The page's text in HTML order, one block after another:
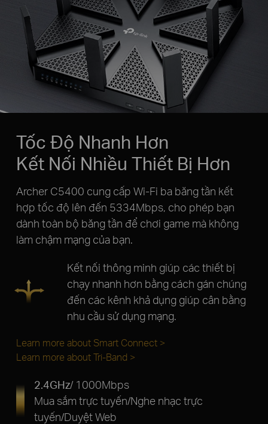
Tốc Độ Nhanh Hơn
Kết Nối Nhiều Thiết Bị Hơn
Archer C5400 cung cấp Wi-Fi ba băng tần kết
hợp tốc độ lên đến 5334Mbps, cho phép bạn
dành toàn bộ băng tần để chơi game mà không
làm chậm mạng của bạn.
Kết nối thông minh giúp các thiết bị
chạy nhanh hơn bằng cách gán chúng
đến các kênh khả dụng giúp cân bằng
nhu cầu sử dụng mạng.
Learn more about Smart Connect >
Learn more about Tri-Band >
2.4GHz/ 1000Mbps
Mua sắm trực tuyến/Nghe nhạc trực
tuyến/Duyệt Web